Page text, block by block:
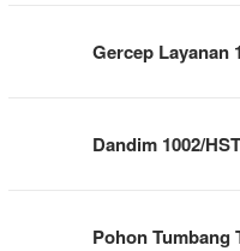
Gercep Layanan
Dandim 1002/
Pohon Tumbang